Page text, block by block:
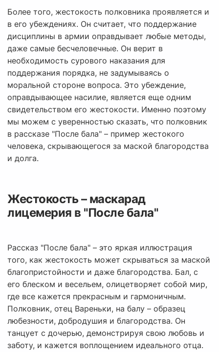
Более того, жестокость полковника проявляется и
в его убеждениях. Он считает, что поддержание
дисциплины в армии оправдывает любые методы,
даже самые бесчеловечные. Он верит в
необходимость сурового наказания для
поддержания порядка, не задумываясь о
моральной стороне вопроса. Это убеждение,
оправдывающее насилие, является еще одним
свидетельством его жестокости. Именно поэтому
мы можем с уверенностью сказать, что полковник
в рассказе "После бала" – пример жестокого
человека, скрывающегося за маской благородства
и долга.
Жестокость – маскарад
лицемерия в "После бала"
Рассказ "После бала" – это яркая иллюстрация
того, как жестокость может скрываться за маской
благопристойности и даже благородства. Бал, с
его блеском и весельем, олицетворяет собой мир,
где все кажется прекрасным и гармоничным.
Полковник, отец Вареньки, на балу – образец
любезности, добродушия и благородства. Он
танцует с дочерью, демонстрируя свою любовь и
заботу, и кажется воплощением идеального отца.